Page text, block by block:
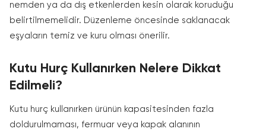
nemden ya da dış etkenlerden kesin olarak koruduğu
belirtilmemelidir. Düzenleme öncesinde saklanacak
eşyaların temiz ve kuru olması önerilir.
Kutu Hurç Kullanırken Nelere Dikkat
Edilmeli?
Kutu hurç kullanırken ürünün kapasitesinden fazla
doldurulmaması, fermuar veya kapak alanının